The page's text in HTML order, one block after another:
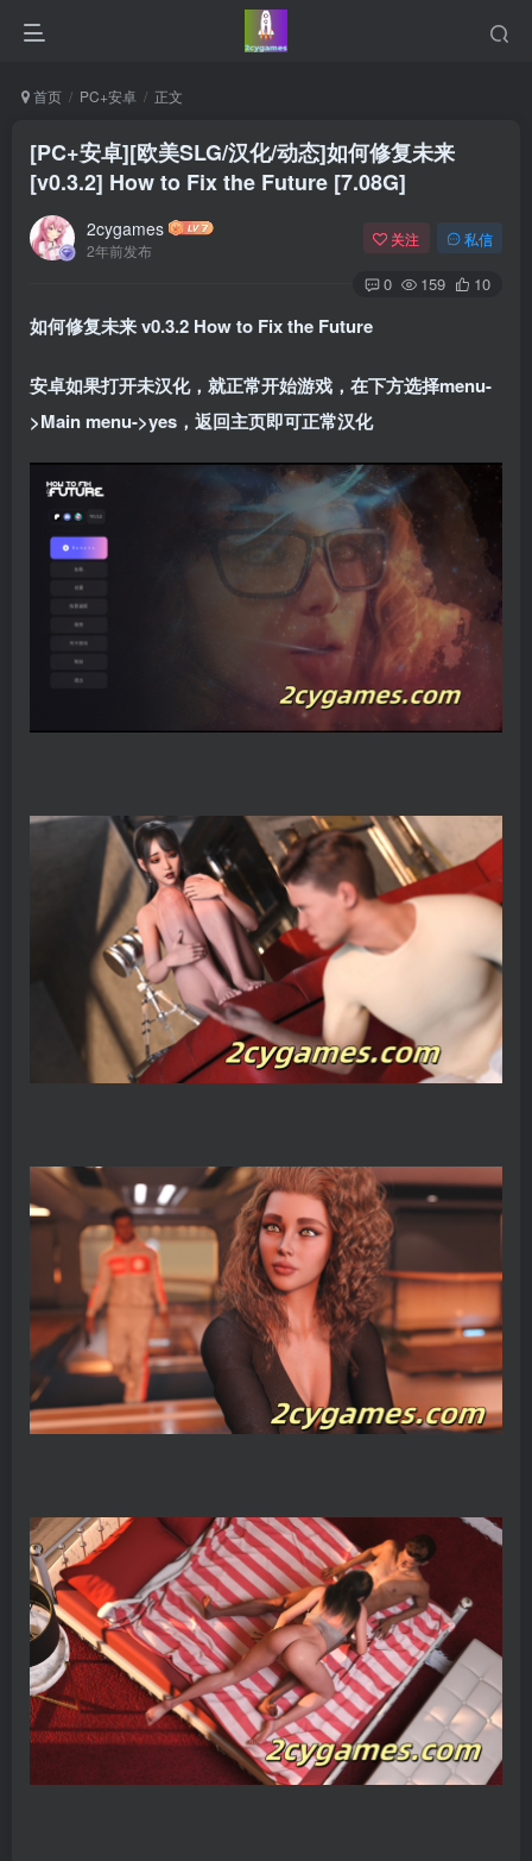
首页 PC+安卓 正文
[PC+安卓][欧美SLG/汉化/动态]如何修复未来
[v0.3.2] How to Fix the Future [7.08G]
2cygames
2年前发布
关注 私信
0 159 10
如何修复未来 v0.3.2 How to Fix the Future
安卓如果打开未汉化，就正常开始游戏，在下方选择menu-
>Main menu->yes，返回主页即可正常汉化